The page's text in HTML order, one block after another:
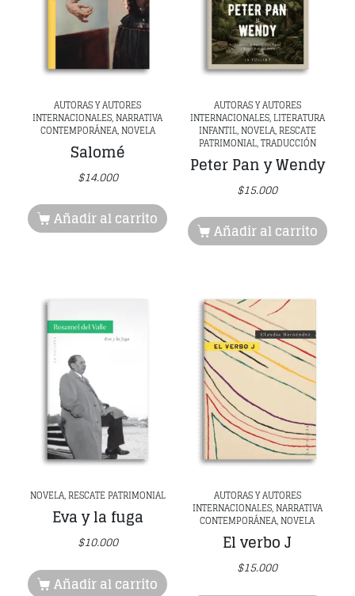
AUTORAS Y AUTORES
INTERNACIONALES, NARRATIVA
CONTEMPORÁNEA, NOVELA
Salomé
$14.000
Añadir al carrito
AUTORAS Y AUTORES
INTERNACIONALES, LITERATURA
INFANTIL, NOVELA, RESCATE
PATRIMONIAL, TRADUCCIÓN
Peter Pan y Wendy
$15.000
Añadir al carrito
NOVELA, RESCATE PATRIMONIAL
Eva y la fuga
$10.000
Añadir al carrito
AUTORAS Y AUTORES
INTERNACIONALES, NARRATIVA
CONTEMPORÁNEA, NOVELA
El verbo J
$15.000